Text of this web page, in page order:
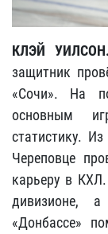
КЛЭЙ УИЛСОН.
защитник
«Сочи». На
основным
статистику.
Череповце
карьеру в
дивизионе,
«Донбассе»